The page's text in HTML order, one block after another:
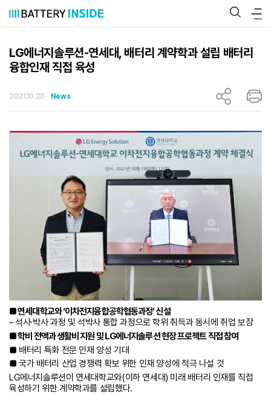
츠
LG에너지솔루션-연세대, 배터리 계약학과 설립 배터리
융합인재 직접 육성
2021.10.20 News
■ 연세대학교와 ‘이차전지융합공학협동과정’ 신설
– 석사·박사 과정 및 석박사 통합 과정으로 학위 취득과 동시에 취업 보장
■ 학비 전액과 생활비 지원 및 LG에너지솔루션 현장 프로젝트 직접 참여
■ 배터리 특화 전문 인재 양성 기대
■ 국가 배터리 산업 경쟁력 확보 위한 인재 양성에 적극 나설 것
LG에너지솔루션이 연세대학교와(이하 연세대) 미래 배터리 인재를 직접
육성하기 위한 계약학과를 설립했다.